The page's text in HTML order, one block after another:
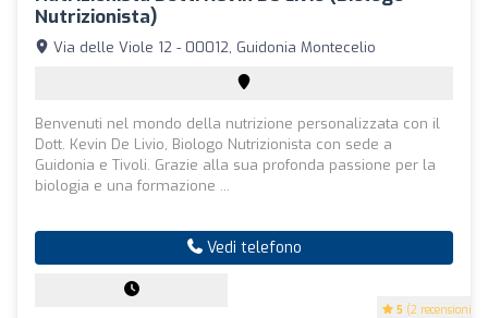
Nutrizionista)
5 (2 recensioni)
Via delle Viole 12 - 00012, Guidonia Montecelio
Benvenuti nel mondo della nutrizione personalizzata con il
Dott. Kevin De Livio, Biologo Nutrizionista con sede a
Guidonia e Tivoli. Grazie alla sua profonda passione per la
biologia e una formazione ...
Vedi telefono